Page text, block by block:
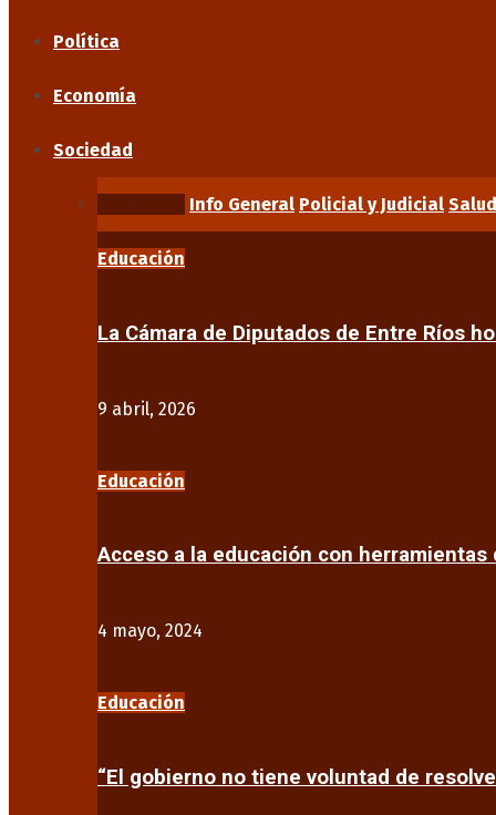
Política
Economía
Sociedad
Info General Policial y Judicial Salud
Educación
La Cámara de Diputados de Entre Ríos
9 abril, 2026
Educación
Acceso a la educación con
4 mayo, 2024
Educación
“El gobierno no tiene voluntad de